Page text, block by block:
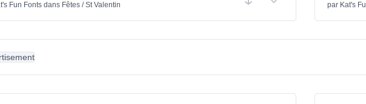
Fun Fonts dans Fêtes /St Valentin par Kat's